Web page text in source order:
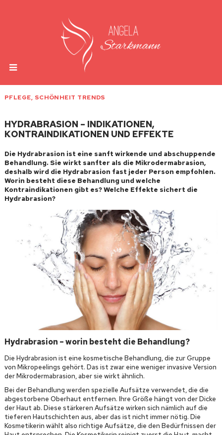
PFLEGE, SCHÖNHEIT TRENDS
HYDRABRASION – INDIKATIONEN,
KONTRAINDIKATIONEN UND EFFEKTE
Die Hydrabrasion ist eine sanft wirkende und abschuppende
Behandlung. Sie wirkt sanfter als die Mikrodermabrasion,
deshalb wird die Hydrabrasion fast jeder Person empfohlen.
Worin besteht diese Behandlung und welche
Kontraindikationen gibt es? Welche Effekte sichert die
Hydrabrasion?
Hydrabrasion – worin besteht die Behandlung?
Die Hydrabrasion ist eine kosmetische Behandlung, die zur Gruppe
von Mikropeelings gehört. Das ist zwar eine weniger invasive Version
der Mikrodermabrasion, aber sie wirkt ähnlich.
Bei der Behandlung werden spezielle Aufsätze verwendet, die die
abgestorbene Oberhaut entfernen. Ihre Größe hängt von der Dicke
der Haut ab. Diese stärkeren Aufsätze wirken sich nämlich auf die
tieferen Hautschichten aus, aber das ist nicht immer nötig. Die
Kosmetikerin wählt also richtige Aufsätze, die den Bedürfnissen der